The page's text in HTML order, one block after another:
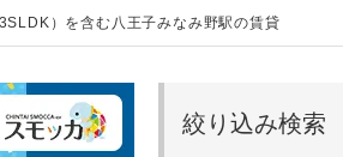
）を含む八王子みなみ野駅の賃貸
絞り込み検索